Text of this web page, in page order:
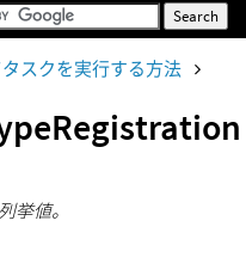
タスクを実行する方法
挙値。